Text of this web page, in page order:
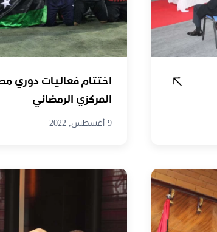
اختتام فعاليات دوري
المركزي الرمضاني
9 أغسطس, 2022